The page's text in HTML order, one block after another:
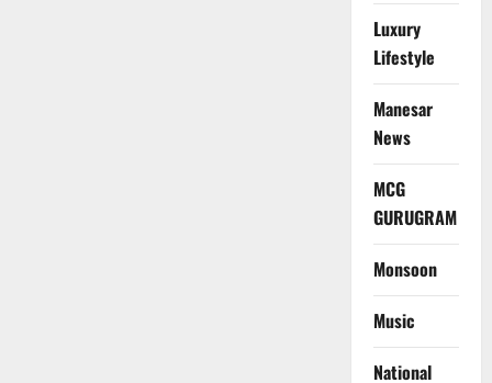
Luxury
Lifestyle
Manesar
News
MCG
GURUGRAM
Monsoon
Music
National